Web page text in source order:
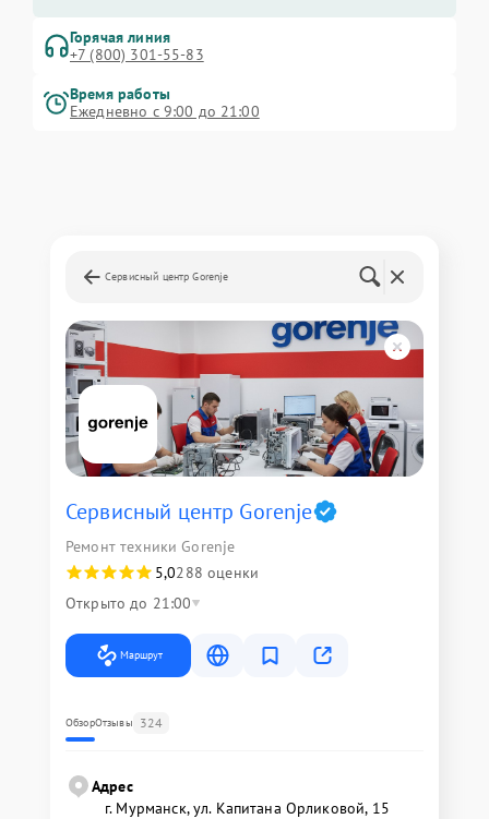
Горячая линия
+7 (800) 301-55-83
Время работы
Ежедневно с 9:00 до 21:00
Сервисный центр Gorenje
Сервисный центр Gorenje
Ремонт техники Gorenje
5,0288 оценки
Открыто до 21:00
Маршрут
ОбзорОтзывы 324
Адрес
г. Мурманск, ул. Капитана Орликовой, 15